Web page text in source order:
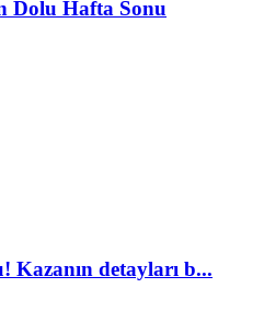
Dolu Hafta Sonu
Kazanın detayları b...